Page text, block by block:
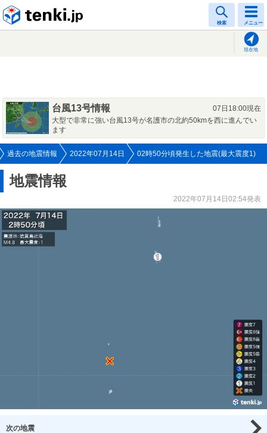
検索 メニュー
現在地
台風13号情報
07日18:00現在
大型で非常に強い台風13号が名護市の北約50kmを西に進んでい
ます
過去の地震情報 2022年07月14日 02時50分頃発生した地震(最大震度1)
地震情報
2022年07月14日02:54発表
次の地震